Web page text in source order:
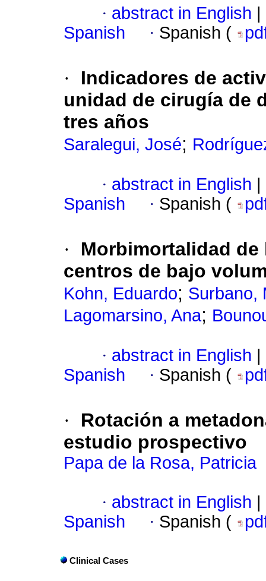
· abstract in English
Spanish
· Spanish (
·
Indicadores de
unidad de cirugía de
tres años
Saralegui, José;
· abstract in English
Spanish
· Spanish (
·
Morbimortalidad
centros de bajo
Kohn, Eduardo; Surbano,
Lagomarsino, Ana;
· abstract in English
Spanish
· Spanish (
·
Rotación a
estudio prospectivo
Papa de la Rosa, Patricia
· abstract in English
Spanish
· Spanish (
Clinical Cases